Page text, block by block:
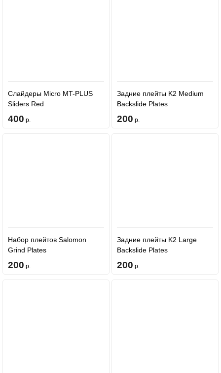
Слайдеры Micro MT-PLUS
Sliders Red
400 р.
Задние плейты K2 Medium
Backslide Plates
200 р.
Набор плейтов Salomon
Grind Plates
200 р.
Задние плейты K2 Large
Backslide Plates
200 р.